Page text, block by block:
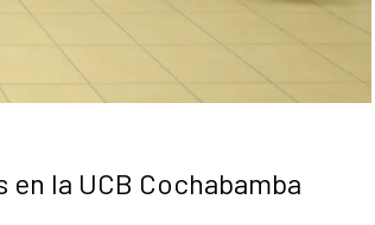
la UCB Cochabamba